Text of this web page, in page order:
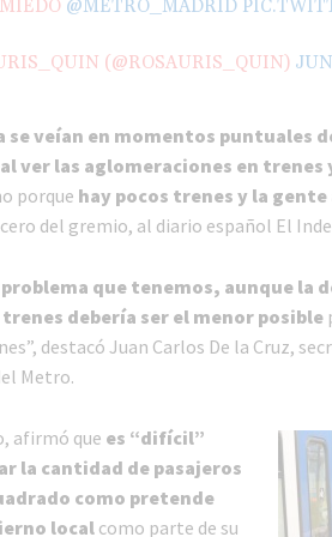
@METRO_MADRID
(@ROSAURIS_QUIN)
se veían en momentos puntuales
ver las aglomeraciones en trenes
porque hay pocos trenes y la
del gremio, al diario español El
que tenemos, aunque la
debería ser el menor posible
destacó Juan Carlos De la Cruz,
Metro.
afirmó que es “difícil”
la cantidad de pasajeros
como pretende
local como parte de su